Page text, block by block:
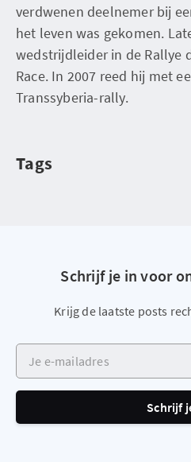
verdwenen deelnemer bij
het leven was gekomen.
wedstrijdleider in de Rallye
Race. In 2007 reed hij met
Transsyberia-rally.
Tags
Schrijf je in voor
Krijg de laatste posts
Je e-mailadres
Schrijf